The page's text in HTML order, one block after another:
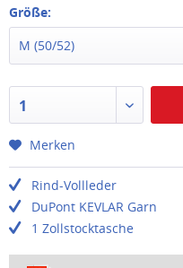
Größe:
M (50/52)
1
Merken
Rind-Vollleder
DuPont KEVLAR Garn
1 Zollstocktasche